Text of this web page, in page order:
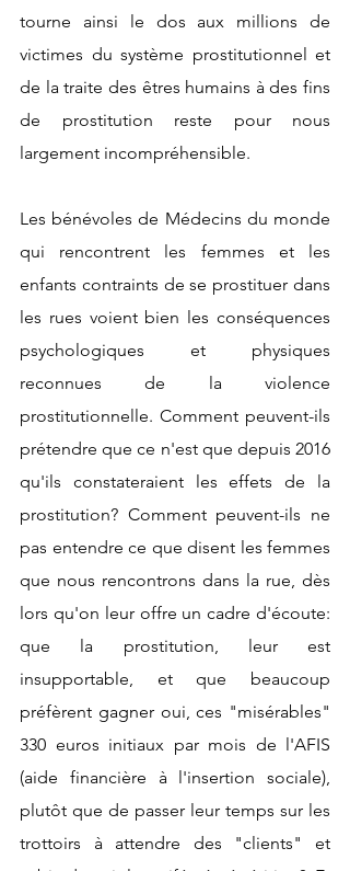
tourne ainsi le dos aux millions de
victimes du système prostitutionnel et
de la traite des êtres humains à des fins
de prostitution reste pour nous
largement incompréhensible.
Les bénévoles de Médecins du monde
qui rencontrent les femmes et les
enfants contraints de se prostituer dans
les rues voient bien les conséquences
psychologiques et physiques
reconnues de la violence
prostitutionnelle. Comment peuvent-ils
prétendre que ce n'est que depuis 2016
qu'ils constateraient les effets de la
prostitution? Comment peuvent-ils ne
pas entendre ce que disent les femmes
que nous rencontrons dans la rue, dès
lors qu'on leur offre un cadre d'écoute:
que la prostitution, leur est
insupportable, et que beaucoup
préfèrent gagner oui, ces "misérables"
330 euros initiaux par mois de l'AFIS
(aide financière à l'insertion sociale),
plutôt que de passer leur temps sur les
trottoirs à attendre des "clients" et